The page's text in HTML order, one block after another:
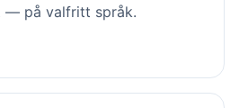
— på valfritt språk.